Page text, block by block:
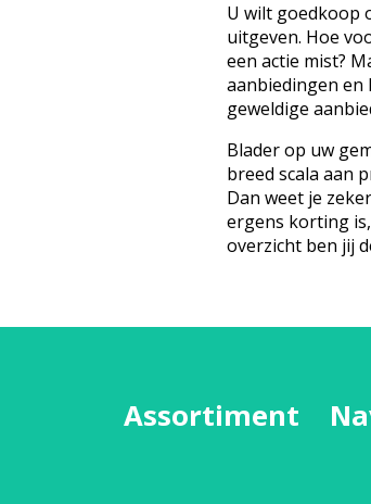
U wilt goedkoop
uitgeven. Hoe
een actie mist?
aanbiedingen en
geweldige
Blader op uw
breed scala aan
Dan weet je
ergens korting
overzicht ben jij
Assortiment